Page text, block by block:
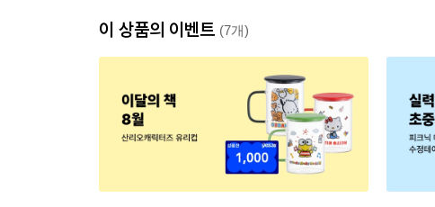
이 상품의 이벤트 (7개)